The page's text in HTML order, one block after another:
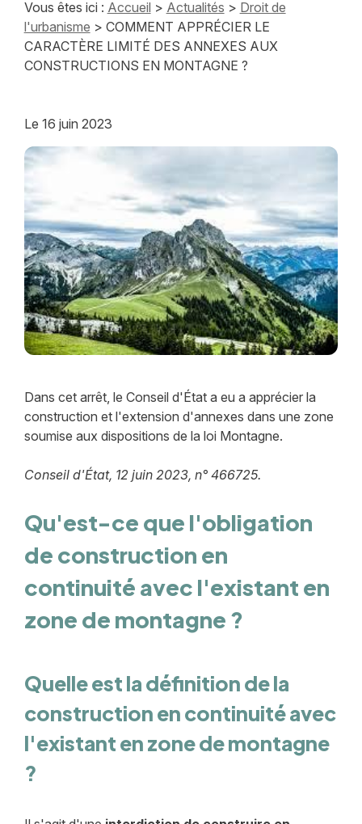
Vous êtes ici : Accueil > Actualités > Droit de
l'urbanisme > COMMENT APPRÉCIER LE
CARACTÈRE LIMITÉ DES ANNEXES AUX
CONSTRUCTIONS EN MONTAGNE ?
Le 16 juin 2023
Dans cet arrêt, le Conseil d'État a eu a apprécier la
construction et l'extension d'annexes dans une zone
soumise aux dispositions de la loi Montagne.
Conseil d'État, 12 juin 2023, n° 466725.
Qu'est-ce que l'obligation
de construction en
continuité avec l'existant en
zone de montagne ?
Quelle est la définition de la
construction en continuité avec
l'existant en zone de montagne
?